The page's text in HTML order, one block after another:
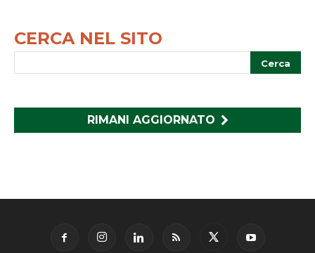
CERCA NEL SITO
RIMANI AGGIORNATO